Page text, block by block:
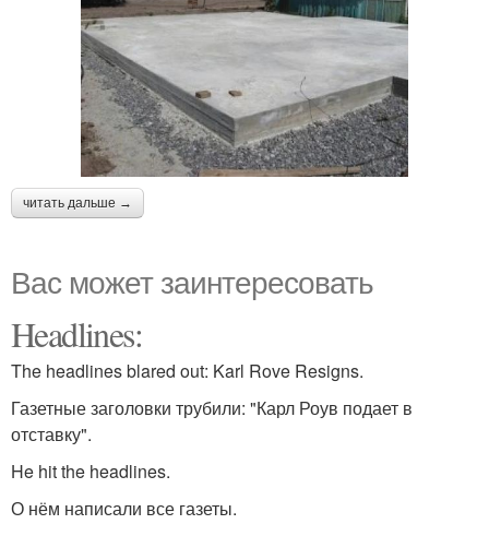
читать дальше →
Вас может заинтересовать
Headlines:
The headlines blared out: Karl Rove Resigns.
Газетные заголовки трубили: "Карл Роув подает в
отставку".
He hit the headlines.
О нём написали все газеты.